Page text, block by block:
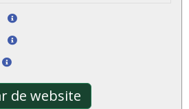
de website
Blokhut Julia met aanbouw 665 x 315
cm
Julia met aanbouw 665 x 315 cm..